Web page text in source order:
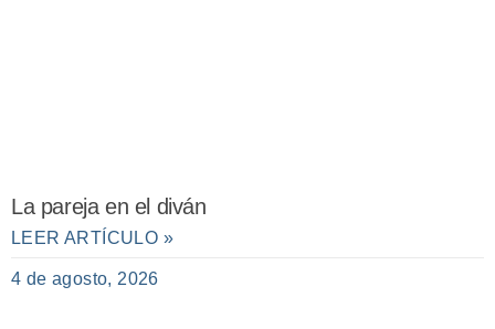
La pareja en el diván
LEER ARTÍCULO »
4 de agosto, 2026